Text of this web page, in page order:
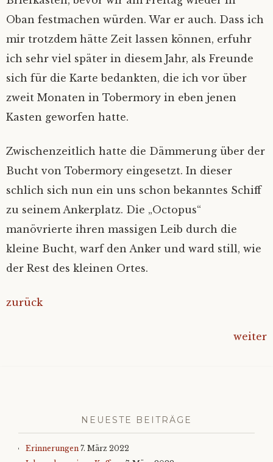
Oban festmachen würden. War er auch. Dass ich
mir trotzdem hätte Zeit lassen können, erfuhr
ich sehr viel später in diesem Jahr, als Freunde
sich für die Karte bedankten, die ich vor über
zweit Monaten in Tobermory in eben jenen
Kasten geworfen hatte.
Zwischenzeitlich hatte die Dämmerung über der
Bucht von Tobermory eingesetzt. In dieser
schlich sich nun ein uns schon bekanntes Schiff
zu seinem Ankerplatz. Die „Octopus“
manövrierte ihren massigen Leib durch die
kleine Bucht, warf den Anker und ward still, wie
der Rest des kleinen Ortes.
zurück
weiter
NEUESTE BEITRÄGE
Erinnerungen 7. März 2022